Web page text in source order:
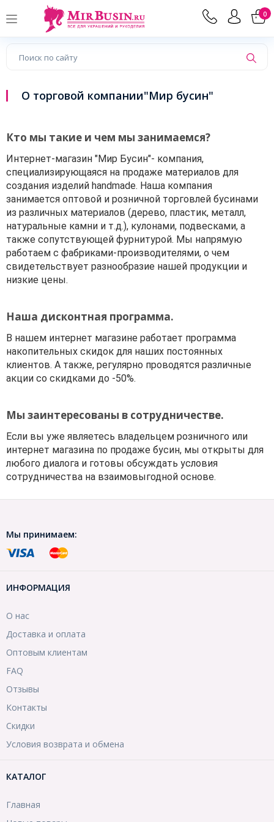
0
О торговой компании"Мир бусин"
Кто мы такие и чем мы занимаемся?
Интернет-магазин "Мир Бусин"- компания,
специализирующаяся на продаже материалов для
создания изделий handmade. Наша компания
занимается оптовой и розничной торговлей бусинами
из различных материалов (дерево, пластик, металл,
натуральные камни и т.д.), кулонами, подвесками, а
также сопутствующей фурнитурой. Мы напрямую
работаем с фабриками-производителями, о чем
свидетельствует разнообразие нашей продукции и
низкие цены.
Наша дисконтная программа.
В нашем интернет магазине работает программа
накопительных скидок для наших постоянных
клиентов. А также, регулярно проводятся различные
акции со скидками до -50%.
Мы заинтересованы в сотрудничестве.
Если вы уже являетесь владельцем розничного или
интернет магазина по продаже бусин, мы открыты для
любого диалога и готовы обсуждать условия
сотрудничества на взаимовыгодной основе.
Мы принимаем:
ИНФОРМАЦИЯ
О нас
Доставка и оплата
Оптовым клиентам
FAQ
Отзывы
Контакты
Скидки
Условия возврата и обмена
КАТАЛОГ
Главная